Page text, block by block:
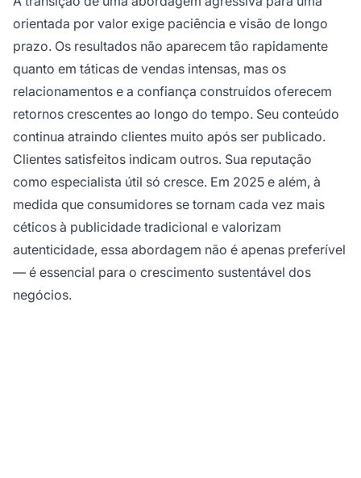
orientada por valor exige paciência e visão de longo
prazo. Os resultados não aparecem tão rapidamente
quanto em táticas de vendas intensas, mas os
relacionamentos e a confiança construídos oferecem
retornos crescentes ao longo do tempo. Seu conteúdo
continua atraindo clientes muito após ser publicado.
Clientes satisfeitos indicam outros. Sua reputação
como especialista útil só cresce. Em 2025 e além, à
medida que consumidores se tornam cada vez mais
céticos à publicidade tradicional e valorizam
autenticidade, essa abordagem não é apenas preferível
— é essencial para o crescimento sustentável dos
negócios.